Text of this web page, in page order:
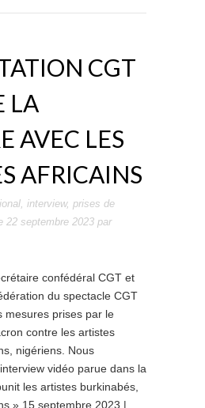
CGT
LA
AVEC LES
AFRICAINS
, interview, prises de
22 septembre 2023 par
confédéral CGT et
du spectacle CGT
mesures prises par le
contre les artistes
nigériens. Nous
vidéo parue dans la
les artistes burkinabés,
» 15 septembre 2023 |